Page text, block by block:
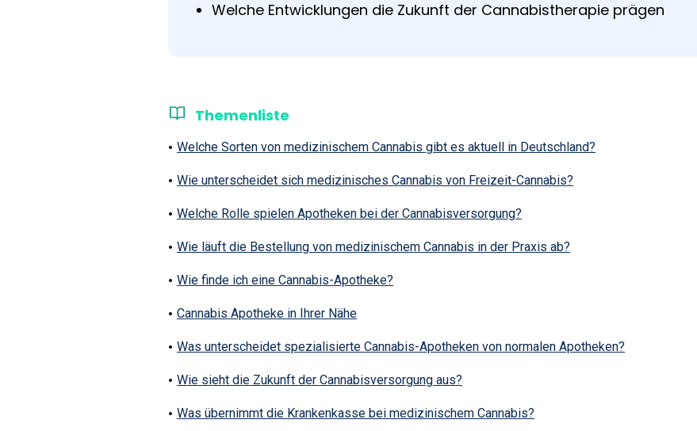
Welche Entwicklungen die Zukunft der Cannabistherapie prägen
Themenliste
Welche Sorten von medizinischem Cannabis gibt es aktuell in Deutschland?
Wie unterscheidet sich medizinisches Cannabis von Freizeit-Cannabis?
Welche Rolle spielen Apotheken bei der Cannabisversorgung?
Wie läuft die Bestellung von medizinischem Cannabis in der Praxis ab?
Wie finde ich eine Cannabis-Apotheke?
Cannabis Apotheke in Ihrer Nähe
Was unterscheidet spezialisierte Cannabis-Apotheken von normalen Apotheken?
Wie sieht die Zukunft der Cannabisversorgung aus?
Was übernimmt die Krankenkasse bei medizinischem Cannabis?